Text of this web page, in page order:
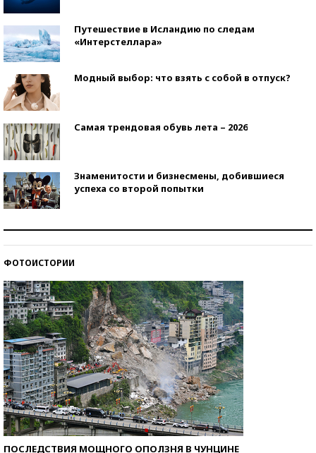
Путешествие в Исландию по следам
«Интерстеллара»
Модный выбор: что взять с собой в отпуск?
Самая трендовая обувь лета – 2026
Знаменитости и бизнесмены, добившиеся
успеха со второй попытки
ФОТОИСТОРИИ
ПОСЛЕДСТВИЯ МОЩНОГО ОПОЛЗНЯ В ЧУНЦИНЕ